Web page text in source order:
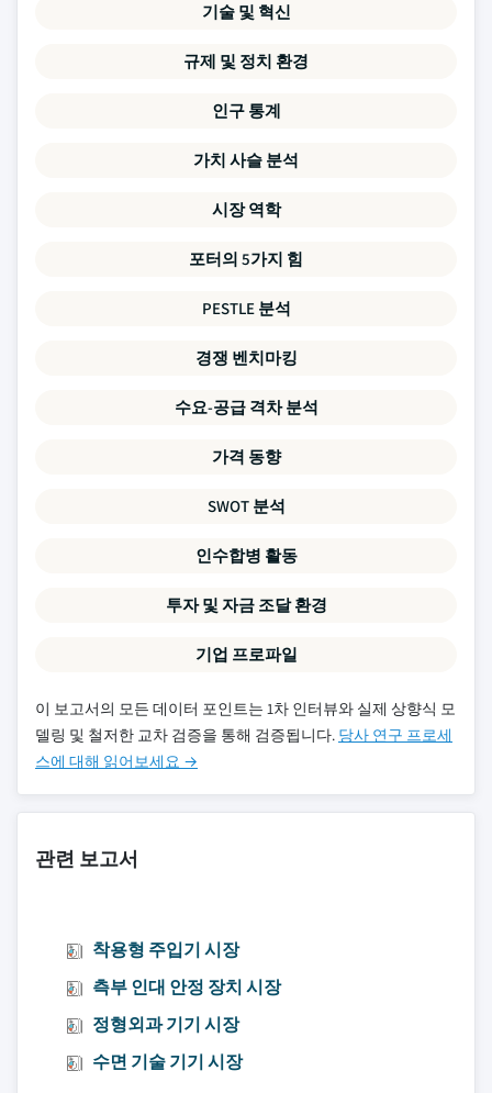
기술 및 혁신
규제 및 정치 환경
인구 통계
가치 사슬 분석
시장 역학
포터의 5가지 힘
PESTLE 분석
경쟁 벤치마킹
수요-공급 격차 분석
가격 동향
SWOT 분석
인수합병 활동
투자 및 자금 조달 환경
기업 프로파일
이 보고서의 모든 데이터 포인트는 1차 인터뷰와 실제 상향식 모
델링 및 철저한 교차 검증을 통해 검증됩니다. 당사 연구 프로세
스에 대해 읽어보세요 →
관련 보고서
착용형 주입기 시장
측부 인대 안정 장치 시장
정형외과 기기 시장
수면 기술 기기 시장